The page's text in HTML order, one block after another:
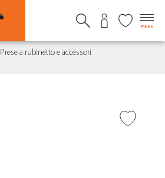
MENU
Prese a rubinetto e accessori